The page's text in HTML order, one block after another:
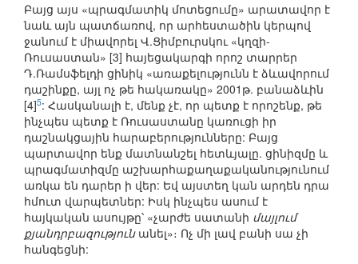
Բայց այս «պրագմատիկ մոտեցումը» արատավոր է
նաև այն պատճառով, որ արհեստածին կերպով
ջանում է միավորել Վ.Ցիմբուրսկու «կղզի-
Ռուսաստան» [3] հայեցակարգի որոշ տարրեր
Դ.Ռամսֆելդի ցինիկ «առաքելությունն է ձևավորում
դաշինքը, այլ ոչ թե հակառակը» 2001թ. բանաձևին
[4]5: Հասկանալի է, մենք չէ, որ պետք է որոշենք, թե
ինչպես պետք է Ռուսաստանը կառուցի իր
դաշնակցային հարաբերությունները: Բայց
պարտավոր ենք մատնանշել հետևյալը. ցինիզմը և
պրագմատիզմը աշխարհաքաղաքականությունում
առկա են դարեր ի վեր: Եվ այստեղ կան արդեն դրա
հմուտ վարպետներ: Իսկ ինչպես ասում է
հայկական ասույթը՝ «չարժե սատանի մայլում
քյանդրբազությունանել»։ Ոչ մի լավ բանի սա չի
հանգեցնի: